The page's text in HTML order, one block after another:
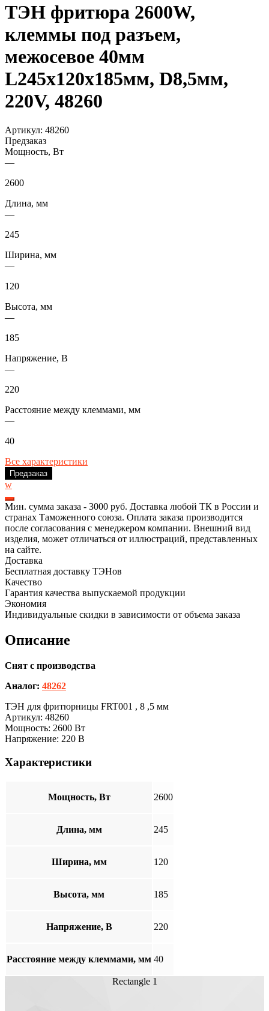
ТЭН фритюра 2600W,
клеммы под разъем,
межосевое 40мм
L245х120х185мм, D8,5мм,
220V, 48260
Артикул: 48260
Предзаказ
Мощность, Вт
—
2600
Длина, мм
—
245
Ширина, мм
—
120
Высота, мм
—
185
Напряжение, В
—
220
Расстояние между клеммами, мм
—
40
Все характеристики
Предзаказ
w
Мин. сумма заказа - 3000 руб. Доставка любой ТК в России и
странах Таможенного союза. Оплата заказа производится
после согласования с менеджером компании. Внешний вид
изделия, может отличаться от иллюстраций, представленных
на сайте.
Доставка
Бесплатная доставку ТЭНов
Качество
Гарантия качества выпускаемой продукции
Экономия
Индивидуальные скидки в зависимости от объема заказа
Описание
Снят с производства
Аналог: 48262
ТЭН для фритюрницы FRT001 , 8 ,5 мм
Артикул: 48260
Мощность: 2600 Вт
Напряжение: 220 В
Характеристики
Мощность, Вт 2600
Длина, мм 245
Ширина, мм 120
Высота, мм 185
Напряжение, В 220
Расстояние между клеммами, мм 40
Rectangle 1